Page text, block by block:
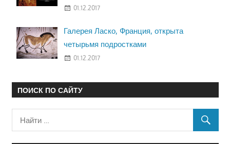
01.12.2017
Галерея Ласко, Франция, открыта
четырьмя подростками
01.12.2017
ПОИСК ПО САЙТУ